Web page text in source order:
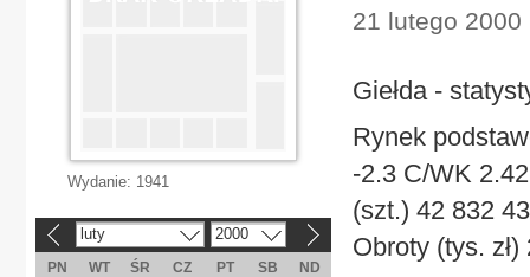
21 lutego 2000
Giełda -
Rynek
-2.3 C/WK
(szt.) 42 832
Obroty (tys.
Wydanie: 1941
luty 2000
PN WT ŚR CZ PT SB
ND